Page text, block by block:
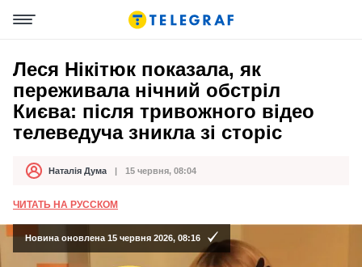
Леся Нікітюк показала, як
переживала нічний обстріл
Києва: після тривожного відео
телеведуча зникла зі сторіс
АвторНаталія Дума
Дата публікації 15 червня, 08:04
ЧИТАТЬ НА РУССКОМ
Новина оновлена 15 червня 2026, 08:16